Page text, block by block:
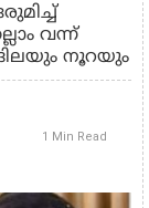
വന്ന്
നൂറയും
1 Min Read